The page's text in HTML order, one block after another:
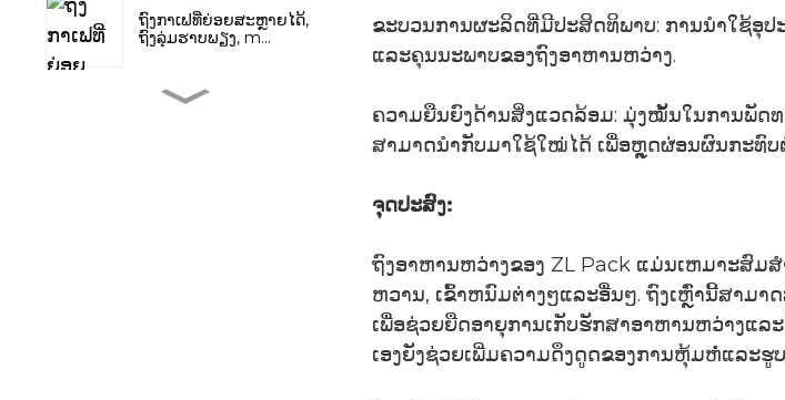
ຖົງກາເຟທີ່ຍ່ອຍສະຫຼາຍໄດ້,
ຖົງລຸ່ມຮາບພຽງ, m...
ແຊມພູ ປັບສະພາບຜົມ
ຂະບວນການຜະລິດທີ່ມີປະສິດທິພາບ: ການນໍາໃຊ້ອຸ
ແລະຄຸນນະພາບຂອງຖົງອາຫານຫວ່າງ.
ຄວາມຍືນຍົງດ້ານສິ່ງແວດລ້ອມ: ມຸ່ງໝັ້ນໃນການພັດ
ສາມາດນຳກັບມາໃຊ້ໃໝ່ໄດ້ ເພື່ອຫຼຸດຜ່ອນຜົນກະທົບ
ຈຸດປະສົງ:
ຖົງອາຫານຫວ່າງຂອງ ZL Pack ແມ່ນເຫມາະສົ
ຫວານ, ເຂົ້າຫນົມຕ່າງໆແລະອື່ນໆ. ຖົງເຫຼົ່ານີ້ສາມ
ເພື່ອຊ່ວຍຍືດອາຍຸການເກັບຮັກສາອາຫານຫວ່າງແ
ເອງຍັງຊ່ວຍເພີ່ມຄວາມດຶງດູດຂອງການຫຸ້ມຫໍ່ແລະ